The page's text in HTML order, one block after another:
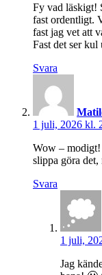
Fy vad läskigt!
fast ordentligt.
fast jag vet att
Fast det ser
Svara
1 juli, 2026 kl.
Wow – modigt!
slippa göra
Svara
1 juli,
Jag